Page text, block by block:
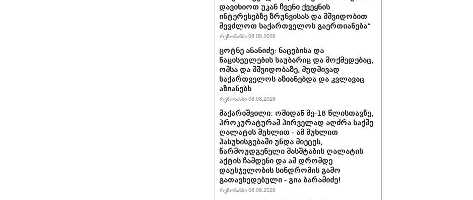
დავიხიოთ უკან ჩვენი ქვეყნის
ინტერესებზე ზრუნვისას და მშვიდობით
შევძლოთ საქართველოს გაერთიანება“
რეზონანსი 08.08.2026
ცოტნე ანანიძე: ნაცებისა და
ნაცისეულების საუბარიც და მოქმედებაც,
ომსა და მშვიდობაზე, მუდმივად
საქართველოს აზიანებდა და კვლავაც
აზიანებს
რეზონანსი 08.08.2026
შაქარიშვილი: ომიდან მე-18 წლისთავზე,
პროკურატურამ პირველად აღძრა საქმე
ღალატის მუხლით - ამ მუხლით
პასუხისგებაში უნდა მიეცეს,
წარმოუდგენელი მასშტაბის ღალატის
აქტის ჩამდენი და ამ დრომდე
დაუსჯელობის სინდრომის გამო
გათავხედებული - გია ბარამიძე!
რეზონანსი 08.08.2026